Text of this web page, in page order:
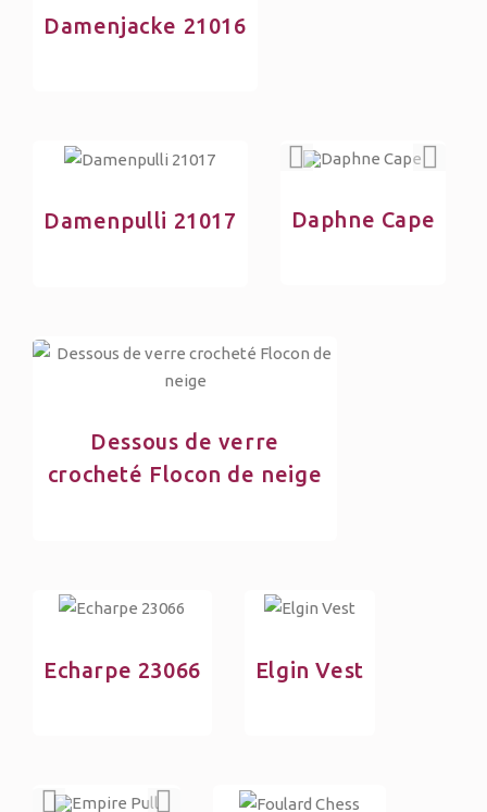
Damenjacke 21016
Damenpulli 21017 Daphne Cape
Dessous de verre
crocheté Flocon de neige
Echarpe 23066 Elgin Vest